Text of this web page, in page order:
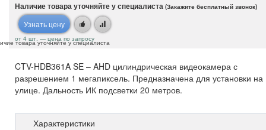
Наличие товара уточняйте у специалиста (Закажите бесплатный звонок)
Узнать цену
товара уточняйте у специалиста
от 4 шт. — цена по запросу
CTV-HDB361A SE – AHD цилиндрическая видеокамера с
разрешением 1 мегапиксель. Предназначена для установки на
улице. Дальность ИК подсветки 20 метров.
Характеристики